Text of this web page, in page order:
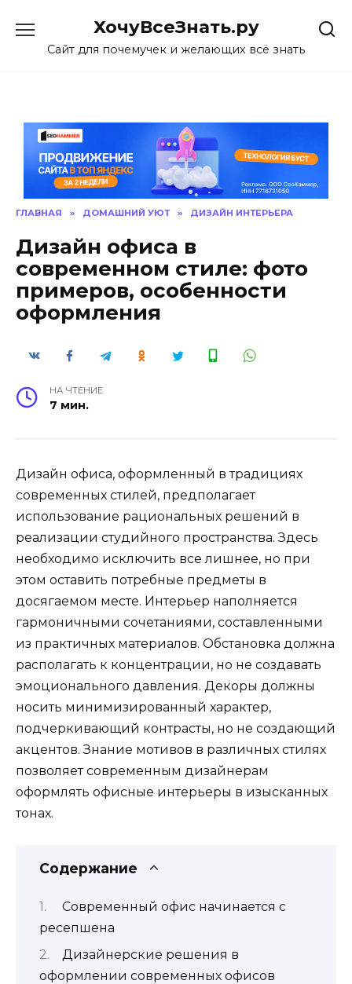
content
ХочуВсеЗнать.ру
Сайт для почемучек и желающих всё знать
ГЛАВНАЯ » ДОМАШНИЙ УЮТ » ДИЗАЙН ИНТЕРЬЕРА
Дизайн офиса в
современном стиле: фото
примеров, особенности
оформления
НА ЧТЕНИЕ
7 мин.
Дизайн офиса, оформленный в традициях
современных стилей, предполагает
использование рациональных решений в
реализации студийного пространства. Здесь
необходимо исключить все лишнее, но при
этом оставить потребные предметы в
досягаемом месте. Интерьер наполняется
гармоничными сочетаниями, составленными
из практичных материалов. Обстановка должна
располагать к концентрации, но не создавать
эмоционального давления. Декоры должны
носить минимизированный характер,
подчеркивающий контрасты, но не создающий
акцентов. Знание мотивов в различных стилях
позволяет современным дизайнерам
оформлять офисные интерьеры в изысканных
тонах.
Содержание
Современный офис начинается с
ресепшена
Дизайнерские решения в
оформлении современных офисов